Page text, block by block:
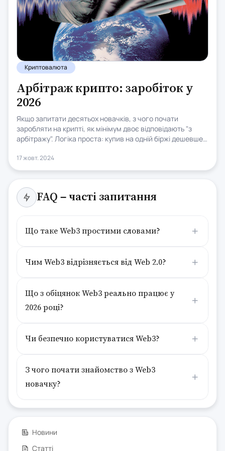
Криптовалюта
Арбітраж крипто: заробіток у
2026
Якщо запитати десятьох новачків, з чого почати
заробляти на крипті, як мінімум двоє відповідають "з
арбітражу". Логіка проста: купив на одній біржі дешевше,
майже безризикова стратегія, на якій неможливо
програти. У рекламі це часто так і подають, разом із
ноутбука.
17 жовт. 2024
FAQ – часті запитання
Що таке Web3 простими словами?
Чим Web3 відрізняється від Web 2.0?
Що з обіцянок Web3 реально працює у
2026 році?
Чи безпечно користуватися Web3?
З чого почати знайомство з Web3
новачку?
Новини
Статті